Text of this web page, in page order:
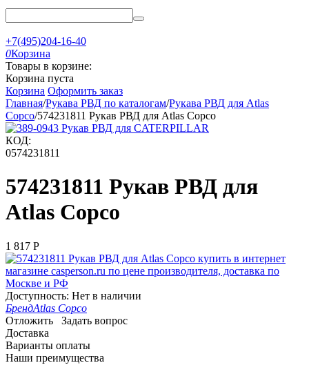
+7(495)204-16-40
0Корзина
Товары в корзине:
Корзина пуста
Корзина Оформить заказ
Главная/Рукава РВД по каталогам/Рукава РВД для Atlas
Copco/574231811 Рукав РВД для Atlas Copco
КОД:
0574231811
574231811 Рукав РВД для
Atlas Copco
1 817 Р
Доступность: Нет в наличии
БрендAtlas Copco
Отложить
Задать вопрос
Доставка
Варианты оплаты
Наши преимущества